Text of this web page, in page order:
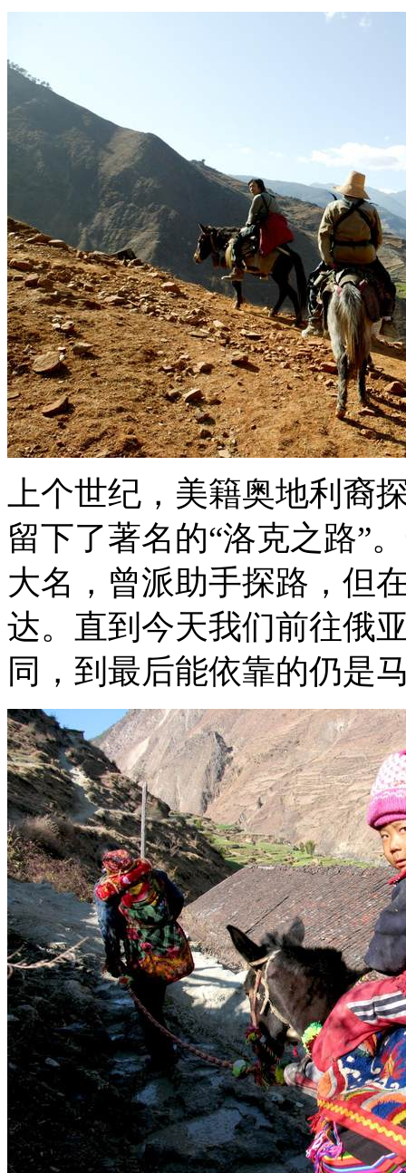
上个世纪，美籍奥地利裔
留下了著名的“洛克之路”
大名，曾派助手探路，但
达。直到今天我们前往俄
同，到最后能依靠的仍是